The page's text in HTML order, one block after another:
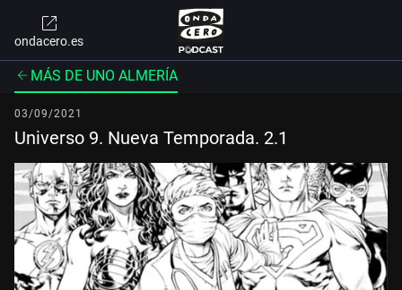
ondacero.es
MÁS DE UNO ALMERÍA
03/09/2021
Universo 9. Nueva Temporada. 2.1